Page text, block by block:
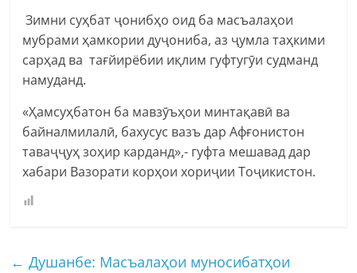
Зимни суҳбат ҷонибҳо оид ба масъалаҳои
мубрами ҳамкории дуҷониба, аз ҷумла таҳкими
cарҳад ва тағйирёбии иқлим гуфтугӯи судманд
намуданд.
«Ҳамсуҳбатон ба мавзӯъҳои минтақавӣ ва
байналмилалӣ, бахусус вазъ дар Афғонистон
таваҷҷуҳ зоҳир карданд»,- гуфта мешавад дар
хабари Вазорати корҳои хориҷии Тоҷикистон.
← Душанбе: Масъалаҳои муносибатҳои